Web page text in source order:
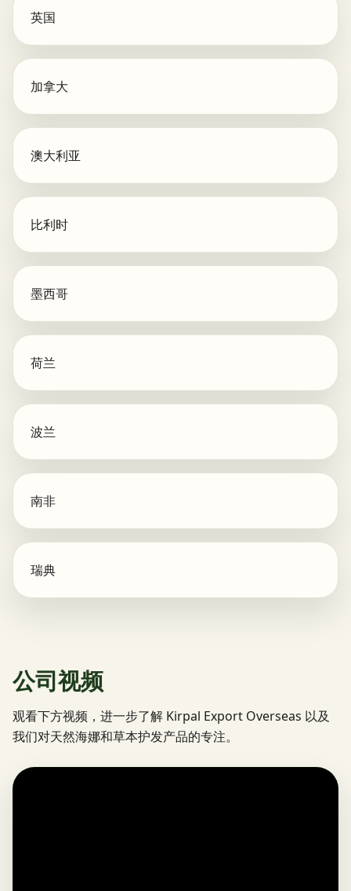
英国
加拿大
澳大利亚
比利时
墨西哥
荷兰
波兰
南非
瑞典
公司视频
观看下方视频，进一步了解 Kirpal Export Overseas 以及
我们对天然海娜和草本护发产品的专注。